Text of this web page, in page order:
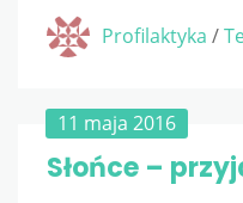
Profilaktyka /
11 maja 2016
Słońce –